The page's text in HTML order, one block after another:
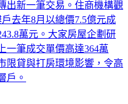
造近70萬次點閱，而在該豪
新一筆交易。住商機構觀
去年8月以總價7.5億元成
萬元。大家房屋企劃研
一筆成交單價高達364萬
貸與打房環境影響，令高